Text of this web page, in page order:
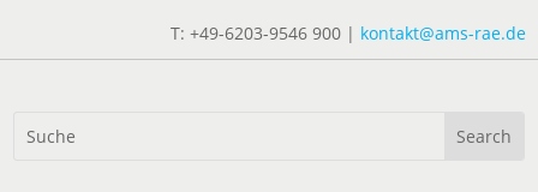
T: +49-6203-9546 900 | kontakt@ams-rae.de